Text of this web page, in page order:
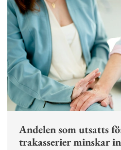
Andelen som utsatts
trakasserier minskar